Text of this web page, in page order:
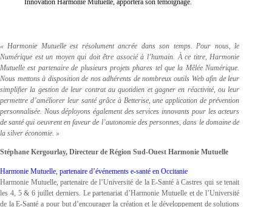
« Harmonie Mutuelle est résolument ancrée dans son temps. Pour nous, le
Numérique est un moyen qui doit être associé à l’humain. À ce titre, Harmonie
Mutuelle est partenaire de plusieurs projets phares tel que la Mêlée Numérique.
Nous mettons à disposition de nos adhérents de nombreux outils Web afin de leur
simplifier la gestion de leur contrat au quotidien et gagner en réactivité, ou leur
permettre d’améliorer leur santé grâce à Betterise, une application de prévention
personnalisée. Nous déployons également des services innovants pour les acteurs
de santé qui oeuvrent en faveur de l’autonomie des personnes, dans le domaine de
la silver économie. »
Stéphane Kergourlay, Directeur de Région Sud-Ouest Harmonie Mutuelle
Harmonie Mutuelle, partenaire d’événements e-santé en Occitanie
Harmonie Mutuelle, partenaire de l’Université de la E-Santé à Castres qui se tenait
les 4, 5 & 6 juillet derniers. Le partenariat d’Harmonie Mutuelle et de l’Université
de la E-Santé a pour but d’encourager la création et le développement de solutions